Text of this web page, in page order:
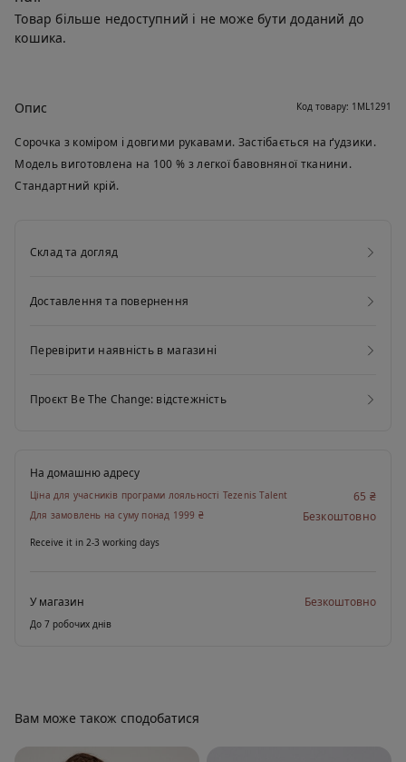
Товар більше недоступний і не може бути доданий до
кошика.
Опис Код товару: 1ML1291
Сорочка з коміром і довгими рукавами. Застібається на ґудзики.
Модель виготовлена на 100 % з легкої бавовняної тканини.
Стандартний крій.
Склад та догляд
Доставлення та повернення
Перевірити наявність в магазині
Проєкт Be The Change: відстежність
На домашню адресу
Ціна для учасників програми лояльності Tezenis Talent 65 ₴
Для замовлень на суму понад 1999 ₴ Безкоштовно
Receive it in 2-3 working days
У магазин Безкоштовно
До 7 робочих днів
Вам може також сподобатися